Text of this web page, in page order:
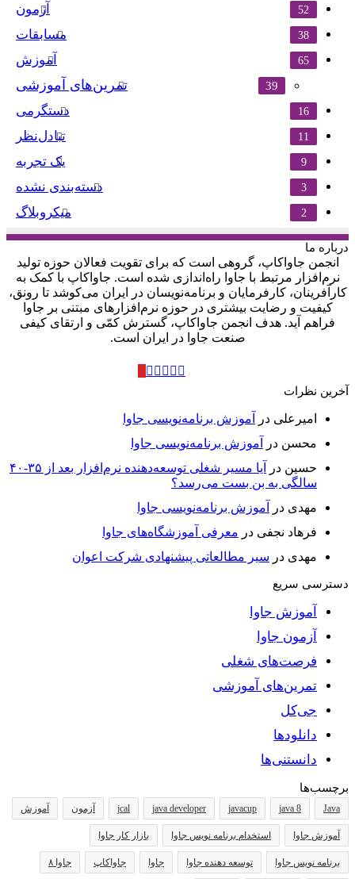
آزمون 52
مسابقات 38
آموزش 65
تمرین‌های آموزشی 39
دستگرمی 16
تبادل‌نظر 11
یک تجربه 9
دسته‌بندی نشده 3
میکروبلاگ 2
درباره‌ ما
انجمن جاواکاپ، گروهی است که برای تقویت فعالان حوزه‌ تولید
نرم‌افزار مرتبط با جاوا راه‌اندازی شده است. جاواکاپ با کمک به
کارآفرینان، کارفرمایان و برنامه‌نویسان در ایران می‌کوشد تا رونق،
کیفیت و رضایت بیشتری در حوزه‌ نرم‌افزارهای مبتنی بر جاوا
فراهم آید. هدف انجمن جاواکاپ، گسترش کمّی و ارتقای کیفی
صنعت جاوا در ایران است.
توییتر
لینکدین
اینستاگرام
تلگرام
خوراک
آخرین نظرات
امیرعلی در
آموزش برنامه‌نویسی جاوا
محسن در
آموزش برنامه‌نویسی جاوا
حسین در
آیا مسیر شغلی توسعه‌دهنده نرم‌افزار بعد از ۳۵-۴۰
سالگی به بن بست می‌رسد؟
مهدی در
آموزش برنامه‌نویسی جاوا
فرهاد نجفی در معرفی آموزشگاه‌های جاوا
مهدی در سیر مطالعاتی پیشنهادی شرکت اعوان
دسترسی سریع
آموزش جاوا
آزمون جاوا
فرصت‌های شغلی
تمرین‌های آموزشی
جی‌کل
دانلودها
دانستنی‌ها
برچسب‌ها
Java
java 8
javacup
java developer
jcal آزمون آموزش
آموزش جاوا استخدام برنامه نویس جاوا بازار کار جاوا
برنامه نویس جاوا توسعه دهنده جاوا جاوا جاواکاپ جاوا ۸